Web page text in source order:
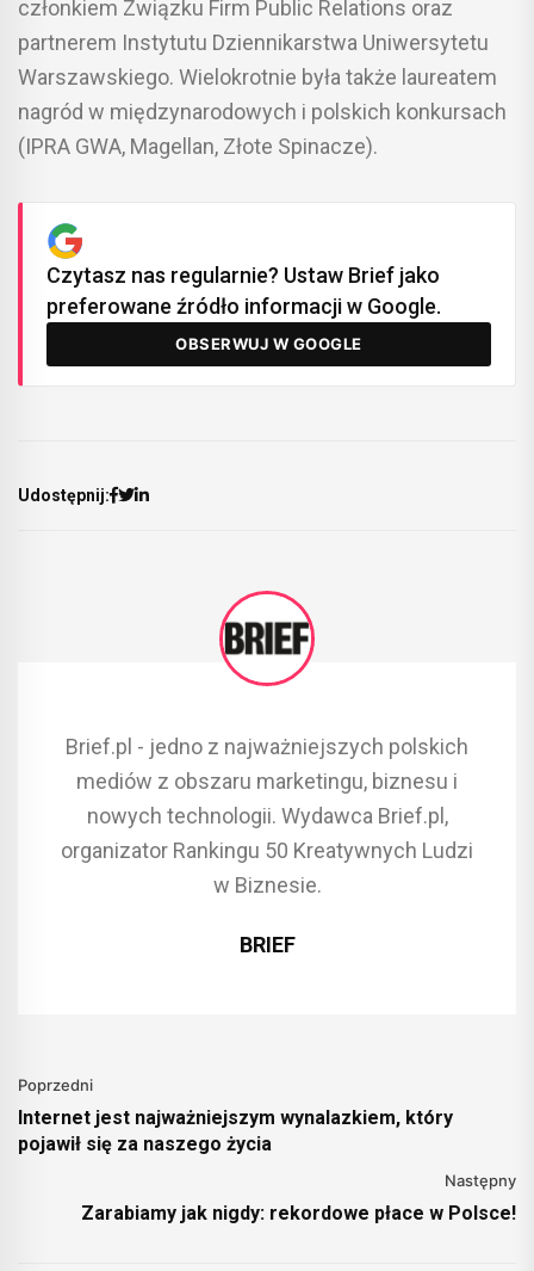
członkiem Związku Firm Public Relations oraz
partnerem Instytutu Dziennikarstwa Uniwersytetu
Warszawskiego. Wielokrotnie była także laureatem
nagród w międzynarodowych i polskich konkursach
(IPRA GWA, Magellan, Złote Spinacze).
Czytasz nas regularnie? Ustaw Brief jako
preferowane źródło informacji w Google.
OBSERWUJ W GOOGLE
Udostępnij:
Brief.pl - jedno z najważniejszych polskich
mediów z obszaru marketingu, biznesu i
nowych technologii. Wydawca Brief.pl,
organizator Rankingu 50 Kreatywnych Ludzi
w Biznesie.
BRIEF
Poprzedni
Internet jest najważniejszym wynalazkiem, który
pojawił się za naszego życia
Następny
Zarabiamy jak nigdy: rekordowe płace w Polsce!